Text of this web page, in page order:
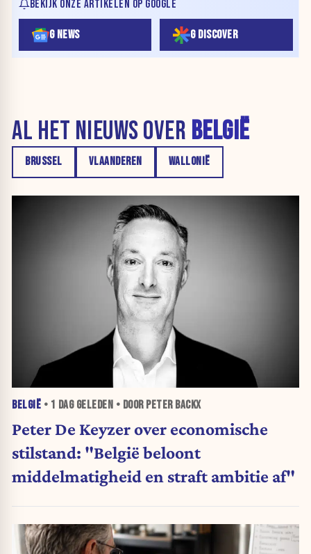
BEKIJK ONZE ARTIKELEN OP GOOGLE
G NEWS G DISCOVER
AL HET NIEUWS OVER BELGIË
BRUSSEL VLAANDEREN WALLONIË
BELGIË • 1 DAGGELEDEN • DOOR PETER BACKX
Peter De Keyzer over economische
stilstand: "België beloont
middelmatigheid en straft ambitie af"